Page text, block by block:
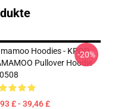
Hoodies - KPOP
Pullover Hoodie
£ - 39,46 £
-20%